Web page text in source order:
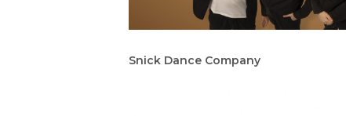
Snick Dance Company